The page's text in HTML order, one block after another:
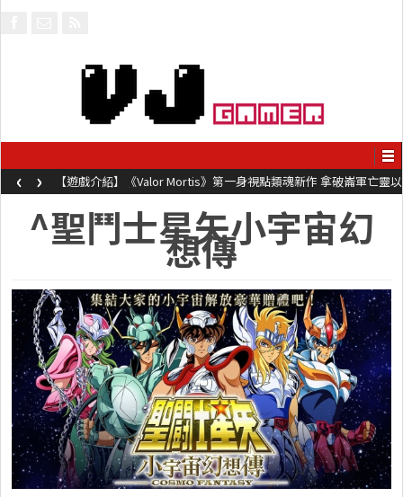
【遊戲介紹】《Valor Mortis》第一身視點類魂新作 拿破崙軍亡靈以
槍械劍與魔法殺敵
‹ ›
^聖鬥士星矢小宇宙幻
想傳